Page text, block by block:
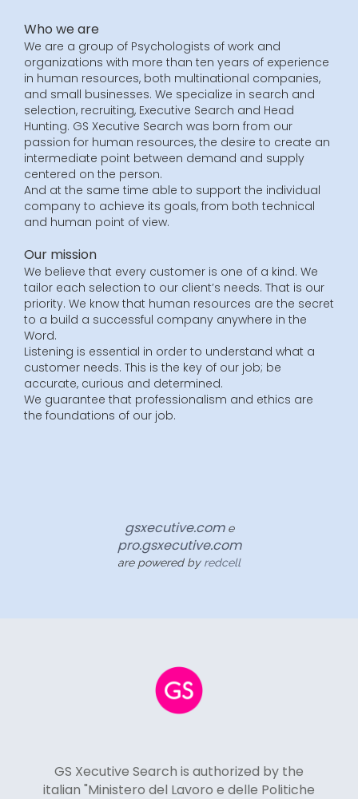
Who we are
We are a group of Psychologists of work and
organizations with more than ten years of experience
in human resources, both multinational companies,
and small businesses. We specialize in search and
selection, recruiting, Executive Search and Head
Hunting. GS Xecutive Search was born from our
passion for human resources, the desire to create an
intermediate point between demand and supply
centered on the person.
And at the same time able to support the individual
company to achieve its goals, from both technical
and human point of view.
Our mission
We believe that every customer is one of a kind. We
tailor each selection to our client’s needs. That is our
priority. We know that human resources are the secret
to a build a successful company anywhere in the
Word.
Listening is essential in order to understand what a
customer needs. This is the key of our job; be
accurate, curious and determined.
We guarantee that professionalism and ethics are
the foundations of our job.
gsxecutive.come
pro.gsxecutive.com
are powered by redcell
GS Xecutive Search is authorized by the
italian "Ministero del Lavoro e delle Politiche